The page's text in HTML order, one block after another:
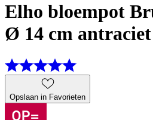
Elho bloempot
Ø 14 cm antraciet
Opslaan in Favorieten